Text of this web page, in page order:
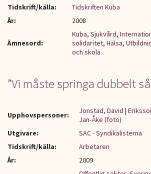
Tidskrift/källa:
Tidskriften Kuba
År:
2008
Ämnesord:
Kuba, Sjukvård,
solidaritet, Hälsa,
och skola
”Vi måste springa dubbelt
Upphovspersoner: Jonstad, David |
Jan-Åke (foto)
Utgivare:
SAC - Syndikalisterna
Tidskrift/källa:
Arbetaren
År:
2009